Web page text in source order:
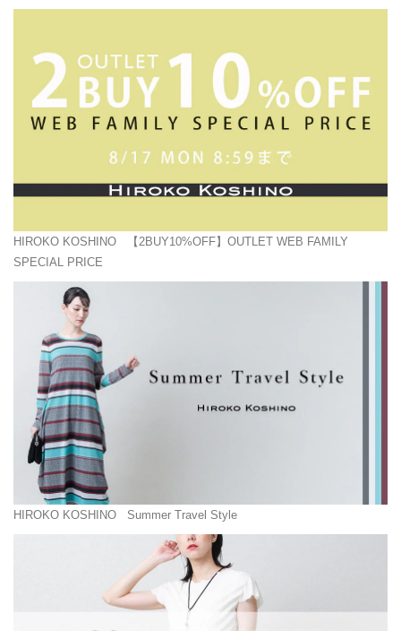
HIROKO KOSHINO 【2BUY10%OFF】OUTLET WEB FAMILY
SPECIAL PRICE
HIROKO KOSHINO Summer Travel Style